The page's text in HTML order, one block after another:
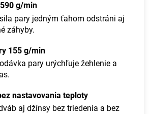
g/min
pary jedným ťahom odstráni aj
záhyby.
155 g/min
pary urýchľuje žehlenie a
nastavovania teploty
aj džínsy bez triedenia a bez